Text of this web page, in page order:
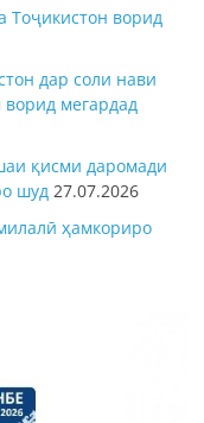
Тоҷикистон ворид
дар соли нави
ворид мегардад
қисми даромади
шуд 27.07.2026
ҳамкориро